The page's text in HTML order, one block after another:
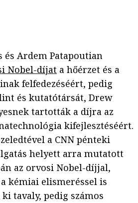
és Ardem Patapoutian
Nobel-díjat a hőérzet és a
felfedezéséért, pedig
és kutatótársát, Drew
tartották a díjra az
kifejlesztéséért.
a CNN pénteki
helyett arra mutatott
az orvosi Nobel-díjjal,
kémiai elismeréssel is
tavaly, pedig számos